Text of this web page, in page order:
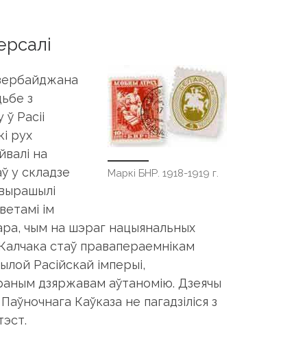
Маркі БНР. 1918-1919 г.
з
Расіі
рух
на
у складзе
ім
чым на шэраг нацыянальных
стаў правапераемнікам
Расійскай імперыі,
дзяржавам аўтаномію. Дзеячы
Каўказа не пагадзіліся з